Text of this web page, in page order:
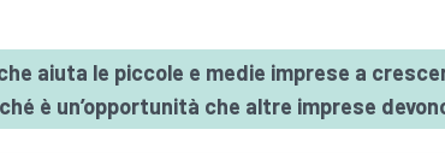
aiuta le piccole e medie imprese a
è un’opportunità che altre imprese